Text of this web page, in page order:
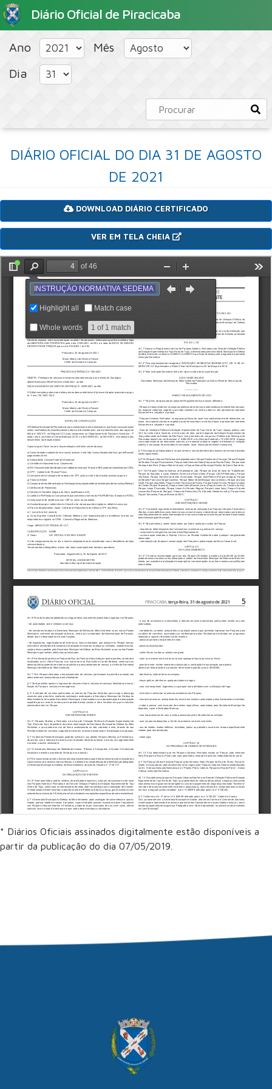
Diário Oficial de Piracicaba
HOME PORTAL CONCURSOS PÚBLICOS
Ano
Mês
Dia
DIÁRIO OFICIAL DO DIA 31 DE AGOSTO
DE 2021
DOWNLOAD DIÁRIO CERTIFICADO
VER EM TELA CHEIA
* Diários Oficiais assinados digitalmente estão disponíveis a
partir da publicação do dia 07/05/2019.